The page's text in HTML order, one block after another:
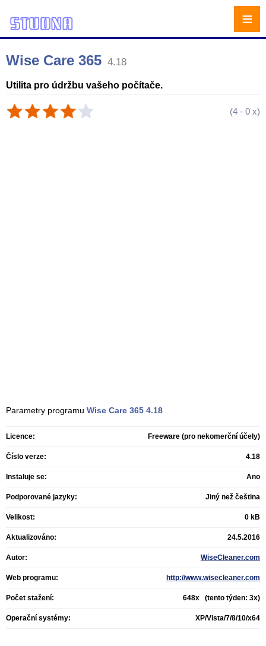
Wise Care 365 4.18
Utilita pro údržbu vašeho počítače.
(4 - 0 x)
Parametry programu Wise Care 365 4.18
Licence: Freeware (pro nekomerční účely)
Číslo verze: 4.18
Instaluje se: Ano
Podporované jazyky: Jiný než čeština
Velikost: 0 kB
Aktualizováno: 24.5.2016
Autor: WiseCleaner.com
Web programu: http://www.wisecleaner.com
Počet stažení: 648x (tento týden: 3x)
Operační systémy: XP/Vista/7/8/10/x64
≡